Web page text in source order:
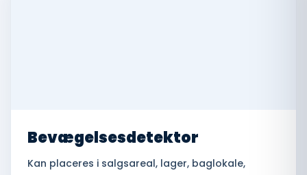
Bevægelsesdetektor
Kan placeres i salgsareal, lager, baglokale,